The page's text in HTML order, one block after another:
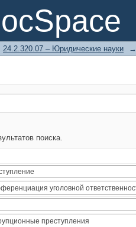
24.2.320.07 – Юридические науки →
поиска.